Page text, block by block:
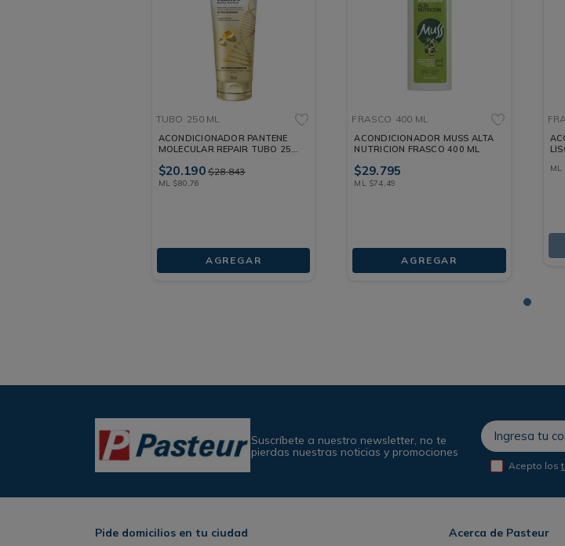
TUBO 250 ML
ACONDICIONADOR PANTENE
MOLECULAR REPAIR TUBO 250
$20.190 $28.843
ML $80 ,76
AGREGAR
FRASCO 400 ML
ACONDICIONADOR MUSS ALTA
NUTRICION FRASCO 400 ML
$29.795
ML $74 49
AGREGAR
ML
Suscríbete a nuestro newsletter, no te
pierdas nuestras noticias y promociones
Acepto los
Pide domicilios en tu ciudad Acerca de Pasteur